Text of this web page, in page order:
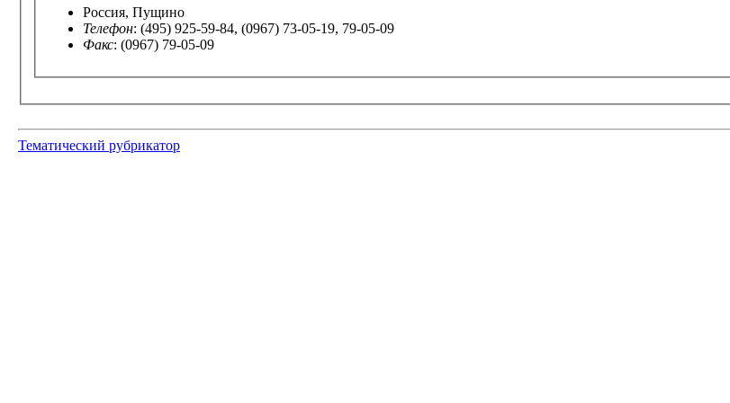
Россия, Пущино
Телефон: (495) 925-59-84, (0967) 73-05-19, 79-05-09
Факс: (0967) 79-05-09
Тематический рубрикатор